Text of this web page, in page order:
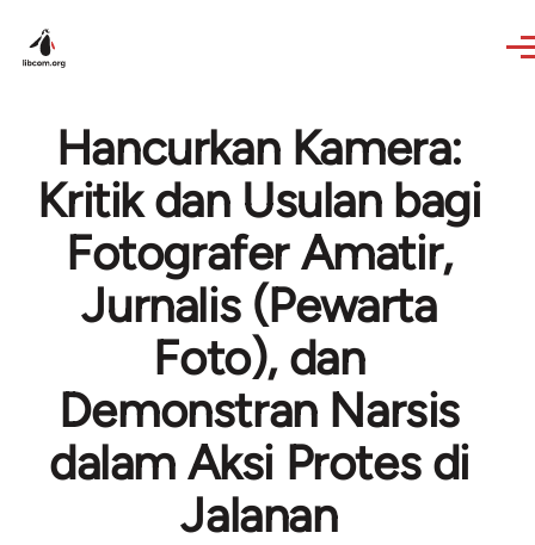
Hancurkan Kamera:
Kritik dan Usulan bagi
Fotografer Amatir,
Jurnalis (Pewarta
Foto), dan
Demonstran Narsis
dalam Aksi Protes di
Jalanan